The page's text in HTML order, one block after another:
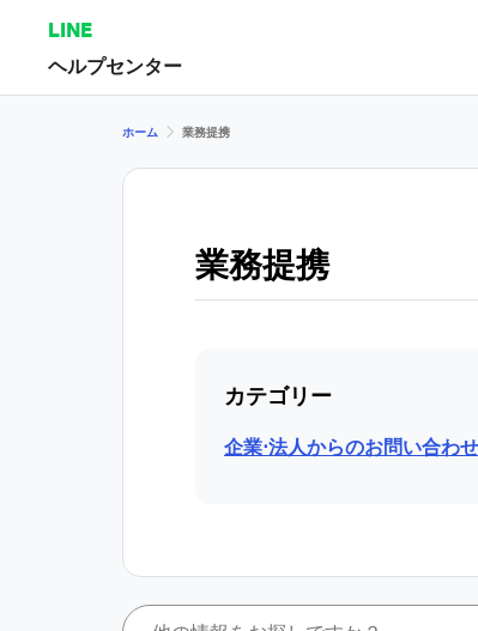
LINE
ヘルプセンター
ホーム 業務提携
業務提携
カテゴリー
企業⋅法人からのお問い合わせ